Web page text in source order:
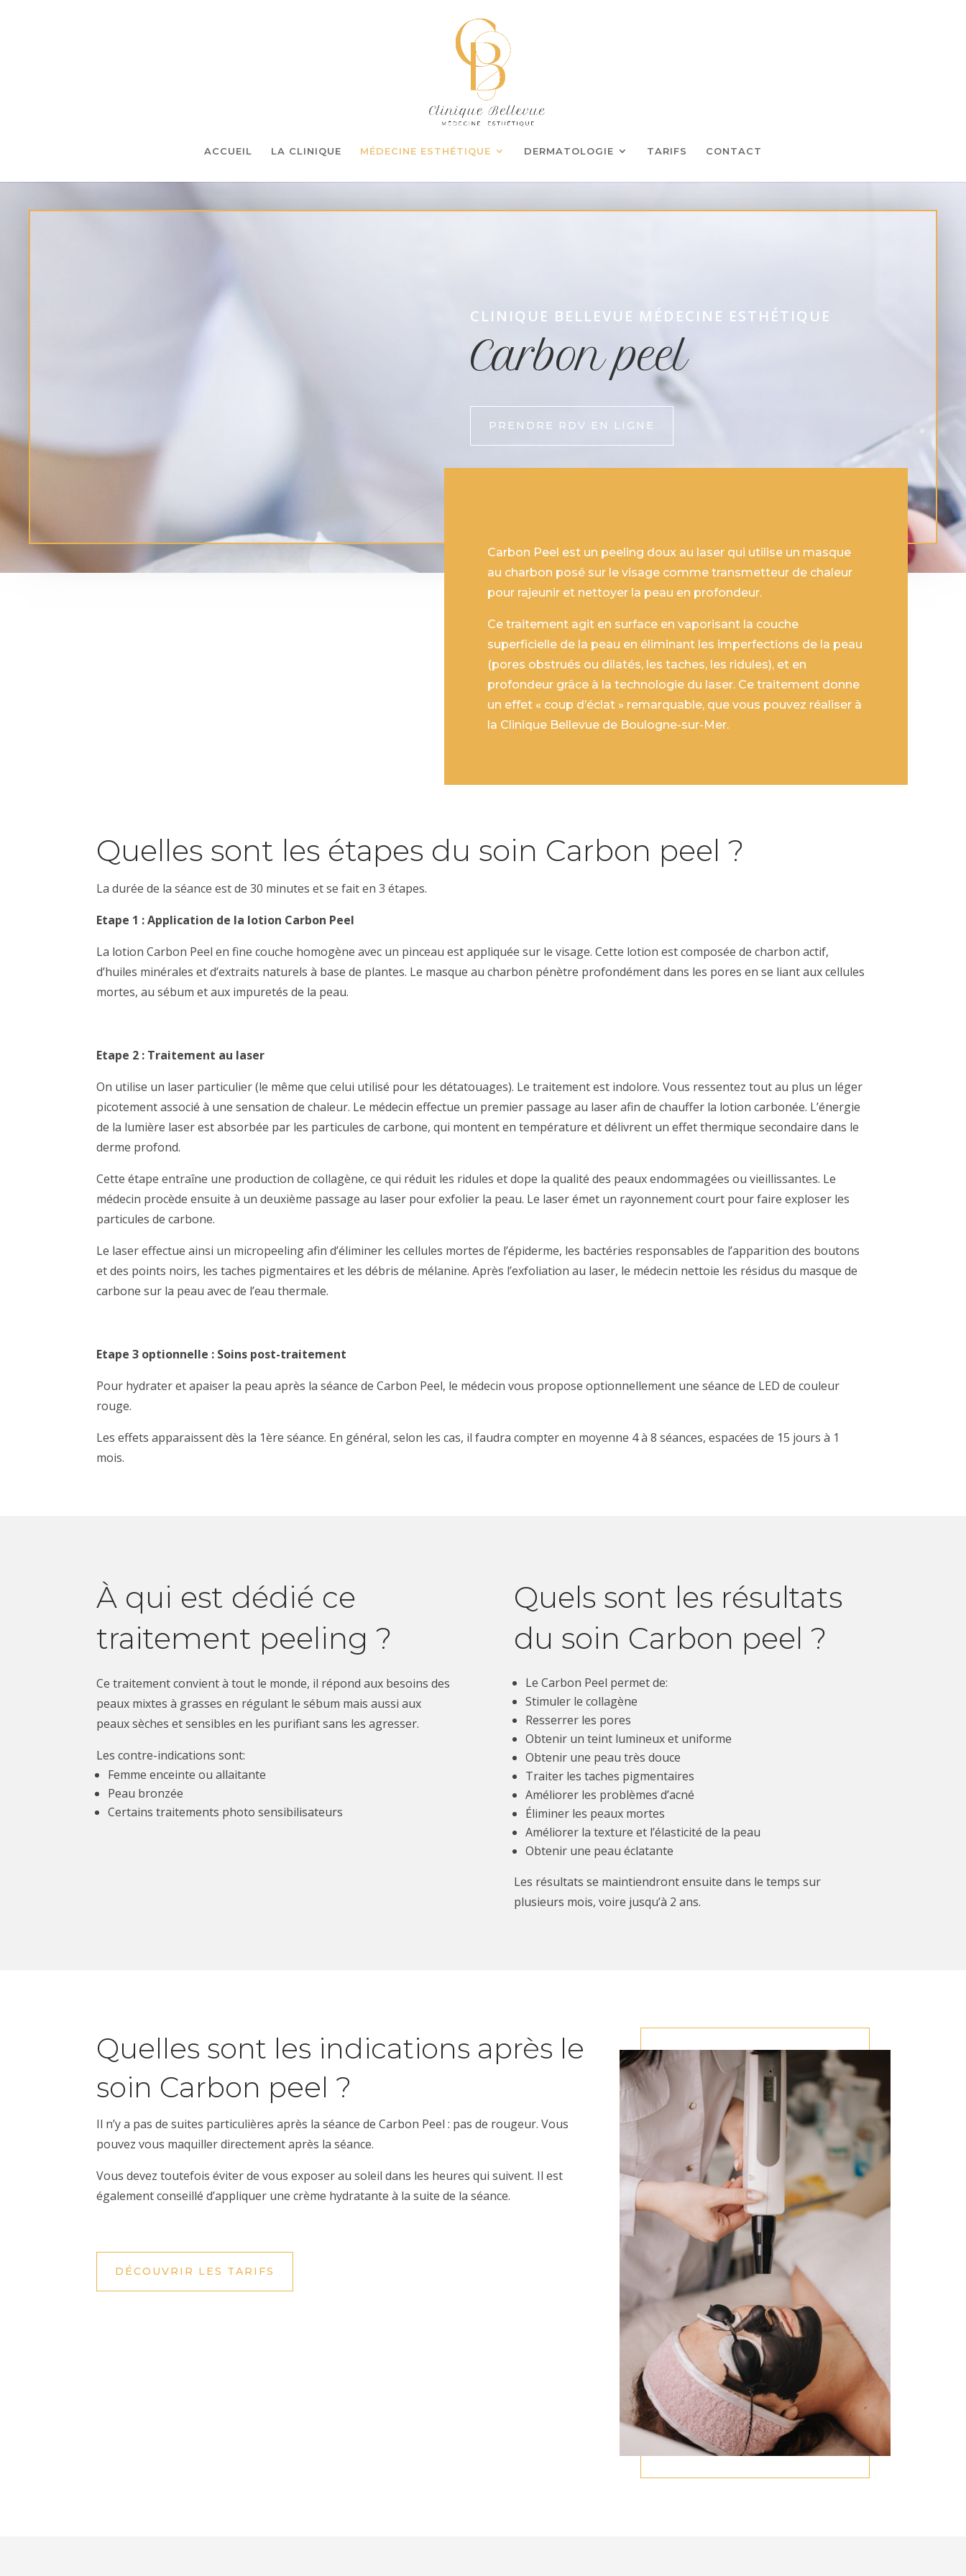
ACCUEIL LA CLINIQUE MÉDECINE ESTHÉTIQUE DERMATOLOGIE TARIFS CONTACT
CLINIQUE BELLEVUE MÉDECINE ESTHÉTIQUE
Carbon peel
PRENDRE RDV EN LIGNE
Carbon Peel est un peeling doux au laser qui utilise un masque
au charbon posé sur le visage comme transmetteur de chaleur
pour rajeunir et nettoyer la peau en profondeur.
Ce traitement agit en surface en vaporisant la couche
superficielle de la peau en éliminant les imperfections de la peau
(pores obstrués ou dilatés, les taches, les ridules), et en
profondeur grâce à la technologie du laser. Ce traitement donne
un effet « coup d’éclat » remarquable, que vous pouvez réaliser à
la Clinique Bellevue de Boulogne-sur-Mer.
Quelles sont les étapes du soin Carbon peel ?
La durée de la séance est de 30 minutes et se fait en 3 étapes.
Etape 1 : Application de la lotion Carbon Peel
La lotion Carbon Peel en fine couche homogène avec un pinceau est appliquée sur le visage.Cette lotion est composée de charbon actif,
d’huiles minérales et d’extraits naturels à base de plantes. Le masque au charbon pénètre profondément dans les pores en se liant aux cellules
mortes, au sébum et aux impuretés de la peau.
Etape 2 : Traitement au laser
On utilise un laser particulier (le même que celui utilisé pour les détatouages). Le traitement est indolore. Vous ressentez tout au plus un léger
picotement associé à une sensation de chaleur. Le médecin effectue un premier passage au laser afin de chauffer la lotion carbonée. L’énergie
de la lumière laser est absorbée par les particules de carbone, qui montent en température et délivrent un effet thermique secondaire dans le
derme profond.
Cette étape entraîne une production de collagène, ce qui réduit les ridules et dope la qualité des peaux endommagées ou vieillissantes. Le
médecin procède ensuite à un deuxième passage au laser pour exfolier la peau. Le laser émet un rayonnement court pour faire exploser les
particules de carbone.
Le laser effectue ainsi un micropeeling afin d’éliminer les cellules mortes de l’épiderme, les bactéries responsables de l’apparition des boutons
et des points noirs, les taches pigmentaires et les débris de mélanine.Après l’exfoliation au laser, le médecin nettoie les résidus du masque de
carbone sur la peau avec de l’eau thermale.
Etape 3 optionnelle : Soins post-traitement
Pour hydrater et apaiser la peau après la séance de Carbon Peel, le médecin vous propose optionnellement une séance de LED de couleur
rouge.
Les effets apparaissent dès la 1ère séance. En général, selon les cas, il faudra compter en moyenne 4 à 8 séances, espacées de 15 jours à 1
mois.
À qui est dédié ce
traitement peeling ?
Ce traitement convient à tout le monde, il répond aux besoins des
peaux mixtes à grasses en régulant le sébum mais aussi aux
peaux sèches et sensibles en les purifiant sans les agresser.
Les contre-indications sont:
Femme enceinte ou allaitante
Peau bronzée
Certains traitements photo sensibilisateurs
Quels sont les résultats
du soin Carbon peel ?
Le Carbon Peel permet de:
Stimuler le collagène
Resserrer les pores
Obtenir un teint lumineux et uniforme
Obtenir une peau très douce
Traiter les taches pigmentaires
Améliorer les problèmes d’acné
Éliminer les peaux mortes
Améliorer la texture et l’élasticité de la peau
Obtenir une peau éclatante
Les résultats se maintiendront ensuite dans le temps sur
plusieurs mois, voire jusqu’à 2 ans.
Quelles sont les indications après le
soin Carbon peel ?
Il n’y a pas de suites particulières après la séance de Carbon Peel : pas de rougeur. Vous
pouvez vous maquiller directement après la séance.
Vous devez toutefois éviter de vous exposer au soleil dans les heures qui suivent. Il est
également conseillé d’appliquer une crème hydratante à la suite de la séance.
DÉCOUVRIR LES TARIFS